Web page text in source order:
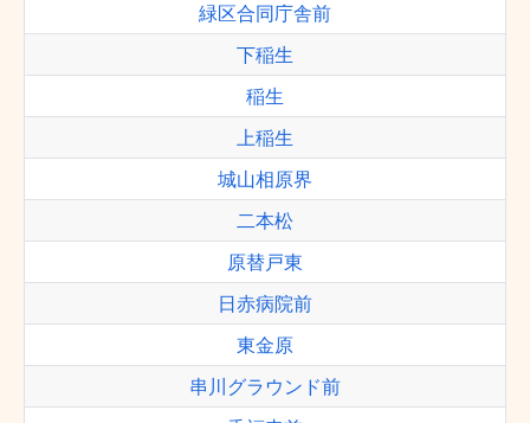
緑区合同庁舎前
下稲生
稲生
上稲生
城山相原界
二本松
原替戸東
日赤病院前
東金原
串川グラウンド前